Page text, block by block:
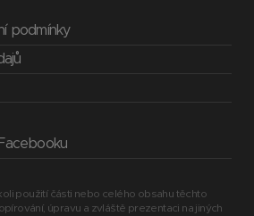
podmínky
použití části nebo celého obsahu těchto
úpravu a zvláště prezentaci na jiných